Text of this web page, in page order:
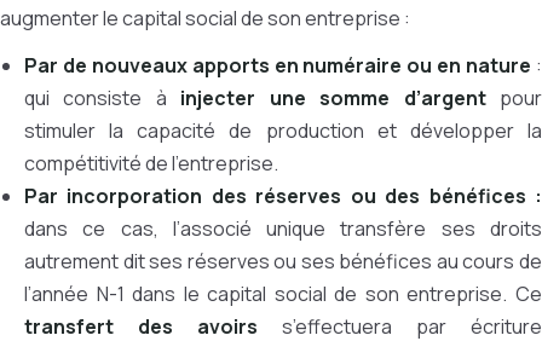
augmenter le capital social de son entreprise :
Par de nouveaux apports en numéraire ou en nature :
qui consiste à injecter une somme d’argent pour
stimuler la capacité de production et développer la
compétitivité de l’entreprise.
Par incorporation des réserves ou des bénéfices :
dans ce cas, l’associé unique transfère ses droits
autrement dit ses réserves ou ses bénéfices au cours de
l’année N-1 dans le capital social de son entreprise. Ce
transfert des avoirs s’effectuera par écriture